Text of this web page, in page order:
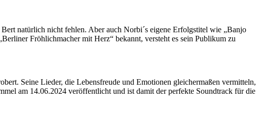
natürlich nicht fehlen. Aber auch Norbi´s eigene Erfolgstitel wie „Banjo
Fröhlichmacher mit Herz“ bekannt, versteht es sein Publikum zu
Seine Lieder, die Lebensfreude und Emotionen gleichermaßen vermitteln,
am 14.06.2024 veröffentlicht und ist damit der perfekte Soundtrack für die